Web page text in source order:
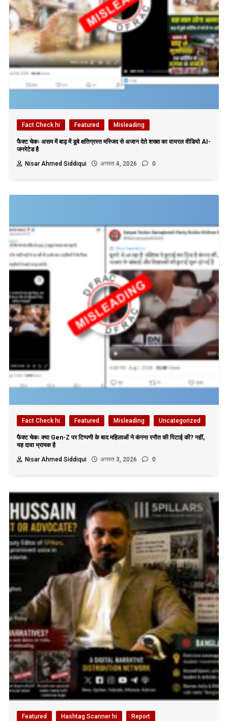
Fact Check hi Featured Misleading
फैक्ट चेकः असम में बाढ़ में डूबे क्षतिग्रस्त मस्जिद से अजान देते शख्स का वायरल वीडियो AI-
जनरेटेड है
Nisar Ahmed Siddiqui
अगस्त 4, 2026 0
Fact Check hi Featured Misleading Uncategorized
फैक्ट चेकः क्या Gen-Z पर टिप्पणी के बाद महिलाओं ने कंगना रनौत की पिटाई की? नहीं,
यह दावा भ्रामक है
Nisar Ahmed Siddiqui
अगस्त 3, 2026 0
Featured Hashtag Scanner hi Report